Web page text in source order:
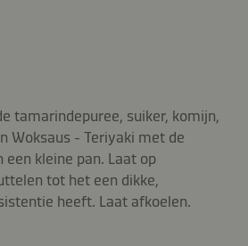
tamarindepuree, suiker, komijn,
Woksaus - Teriyaki met de
kleine pan. Laat op
tot het een dikke,
heeft. Laat afkoelen.